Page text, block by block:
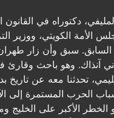
دكتوراه في
الأمة الكويتي، ووزير
السابق. سبق وأن زار
آنذاك. وهو باحث
تحدثنا معه عن تاريخ
الحرب المستمرة إلى
الأكبر على الخليج